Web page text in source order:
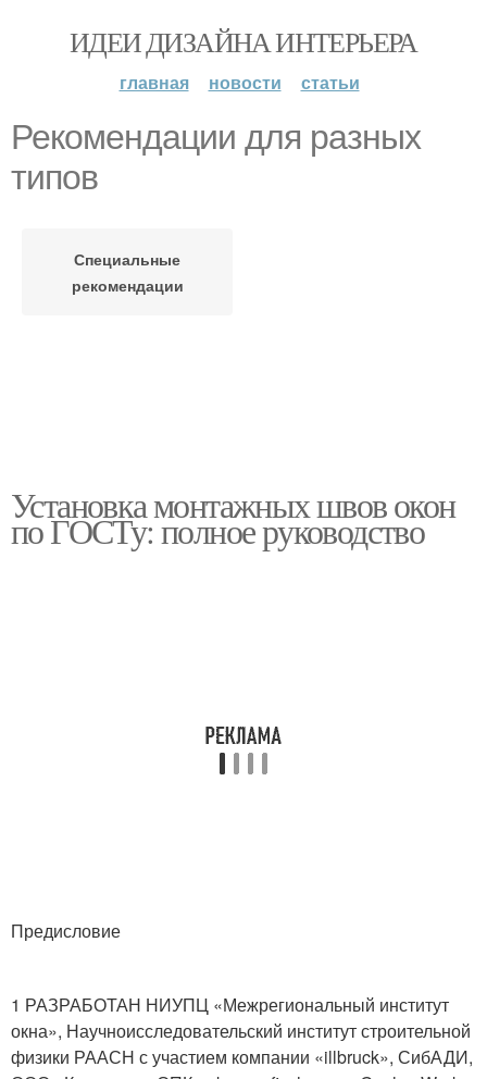
ИДЕИ ДИЗАЙНА ИНТЕРЬЕРА
главная новости статьи
Рекомендации для разных
типов
Специальные
рекомендации
Установка монтажных швов окон
по ГОСТу: полное руководство
Предисловие
1 РАЗРАБОТАН НИУПЦ «Межрегиональный институт
окна», Научноисследовательский институт строительной
физики РААСН с участием компании «illbruck», СибАДИ,